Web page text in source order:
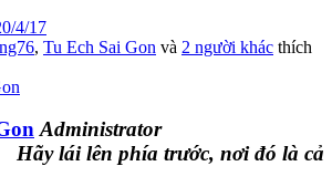
4/17
, Tu Ech Sai Gon và 2 người khác thích
Administrator
Hãy lái lên phía trước, nơi đó là cả